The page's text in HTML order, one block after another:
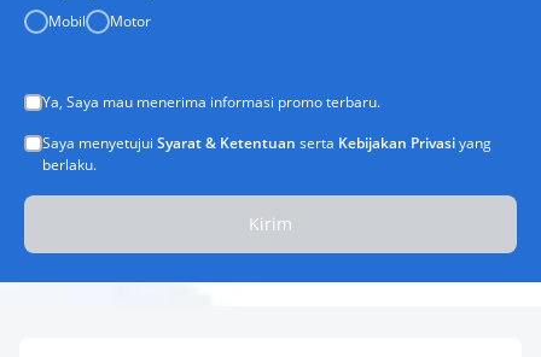
Mobil
Motor
Ya, Saya mau menerima informasi promo terbaru.
Saya menyetujui Syarat & Ketentuan serta Kebijakan Privasiyang
berlaku.
Kirim